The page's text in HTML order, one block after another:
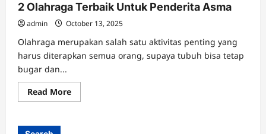
2 Olahraga Terbaik Untuk Penderita Asma
admin October 13, 2025
Olahraga merupakan salah satu aktivitas penting yang
harus diterapkan semua orang, supaya tubuh bisa tetap
bugar dan...
Read MoreRead
more